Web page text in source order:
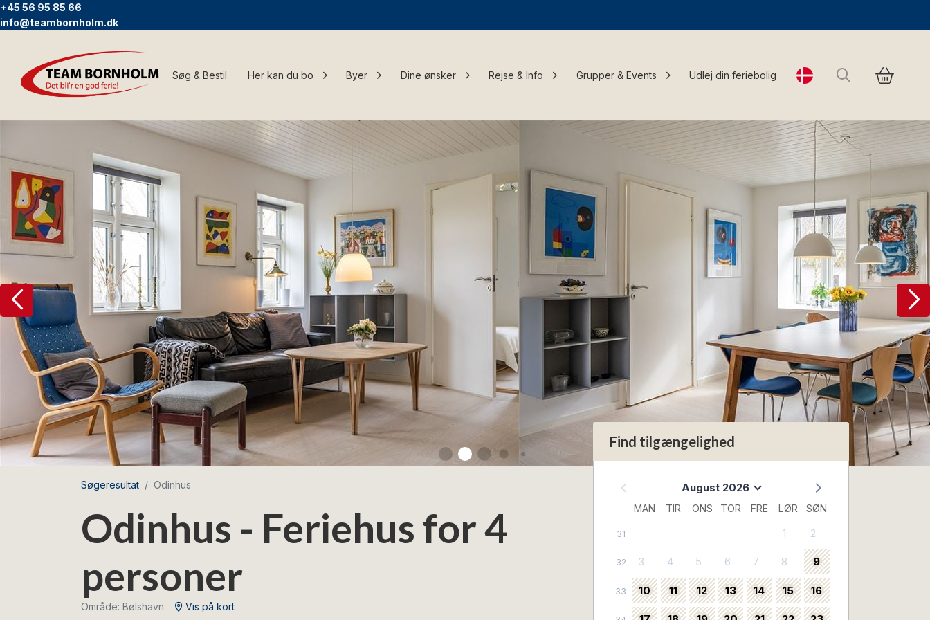
+45 56 95 85 66
info@teambornholm.dk
Søg & Bestil Her kan du bo Byer Dine ønsker Rejse & Info Grupper & Events Udlej din feriebolig Change language
Søg
Søgeresultat Odinhus
Odinhus - Feriehus for 4
personer
Område: Bølshavn Vis på kort
Find tilgængelighed
August 2026
MAN TIR ONS TOR FRE LØR SØN
31 1 2
32 3 4 5 6 7 8 9
33 10 11 12 13 14 15 16